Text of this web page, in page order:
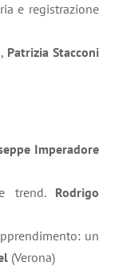
e registrazione
Patrizia Stacconi
Imperadore
trend. Rodrigo
un
(Verona)